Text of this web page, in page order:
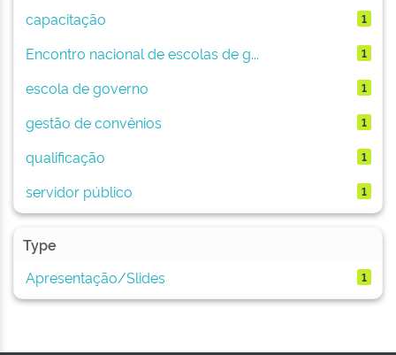
capacitação
1
Encontro nacional de escolas de g... 1
escola de governo 1
gestão de convênios 1
qualificação 1
servidor público 1
Type
Apresentação/Slides
1